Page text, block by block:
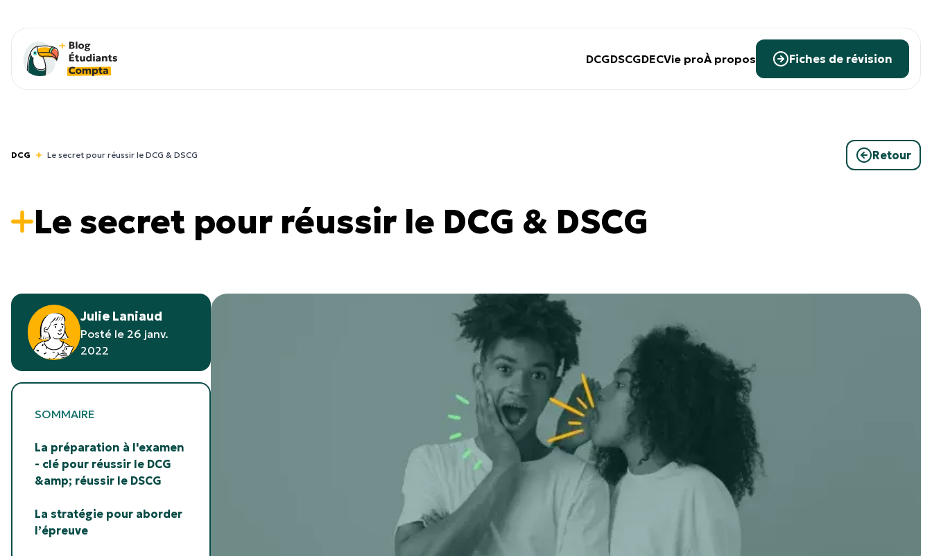
DCGDSCGDECVie proÀ propos Fiches de révision
DCG Le secret pour réussir le DCG & DSCG Retour
Le secret pour réussir le DCG & DSCG
Julie Laniaud
Posté le 26 janv.
2022
SOMMAIRE
La préparation à l'examen
- clé pour réussir le DCG
&amp; réussir le DSCG
La stratégie pour aborder
l’épreuve